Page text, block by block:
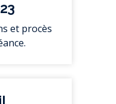
et procès